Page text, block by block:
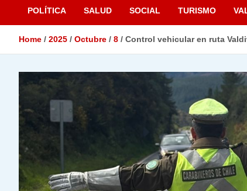
POLÍTICA SALUD SOCIAL TURISMO
Home 2025 Octubre 8 Control vehicular en ruta